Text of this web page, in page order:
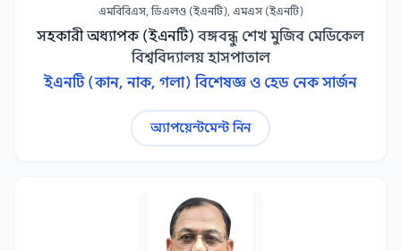
এমবিবিএস, ডিএলও (ইএনটি), এমএস (ইএনটি)
সহকারী অধ্যাপক (ইএনটি) বঙ্গবন্ধু শেখ মুজিব মেডিকেল
বিশ্ববিদ্যালয় হাসপাতাল
ইএনটি (কান, নাক, গলা) বিশেষজ্ঞ ও হেড নেক সার্জন
অ্যাপয়েন্টমেন্ট নিন